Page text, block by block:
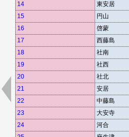
14
東安居
15
円山
16
啓蒙
17
西藤島
18
社南
19
社西
20
社北
21
安居
22
中藤島
23
大安寺
24
河合